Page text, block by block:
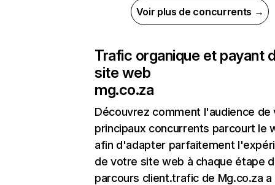
Voir plus de concurrents →
Trafic organique et payant
site web
mg.co.za
Découvrez comment l'audience de
principaux concurrents parcourt le
afin d'adapter parfaitement
de votre site web à chaque étape
parcours client.trafic de Mg.co.za a